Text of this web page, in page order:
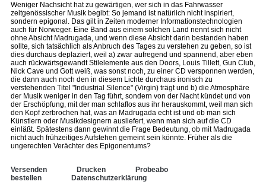
Weniger Nachsicht hat zu gewärtigen, wer sich in das Fahrwasser
zeitgenössischer Musik begibt: So jemand ist natürlich nicht inspiriert,
sondern epigonal. Das gilt in Zeiten moderner Informationstechnologien
auch für Norweger. Eine Band aus einem solchen Land nennt sich nicht
ohne Absicht Madrugada, und wenn diese Absicht darin bestanden haben
sollte, sich tatsächlich als Anbruch des Tages zu verstehen zu geben, so ist
dies durchaus deplaziert, weil a) zwar aufregend und spannend, aber eben
auch rückwärtsgewandt Stilelemente aus den Doors, Louis Tillett, Gun Club,
Nick Cave und Gott weiß, was sonst noch, zu einer CD versponnen werden,
die dann auch noch den in diesem Lichte durchaus ironisch zu
verstehenden Titel "Industrial Silence" (Virgin) trägt und b) die Atmosphäre
der Musik weniger in den Tag führt, sondern von der Nacht kündet und von
der Erschöpfung, mit der man schlaflos aus ihr herauskommt, weil man sich
den Kopf zerbrochen hat, was an Madrugada echt ist und ob man sich
Künstlern oder Musikdesignern ausliefert, wenn man sich auf die CD
einläßt. Spätestens dann gewinnt die Frage Bedeutung, ob mit Madrugada
nicht auch frühzeitiges Aufstehen gemeint sein könnte. Früher als die
ungerechten Verächter des Epigonentums?
Versenden Drucken
Probeabo
bestellen
Datenschutzerklärung